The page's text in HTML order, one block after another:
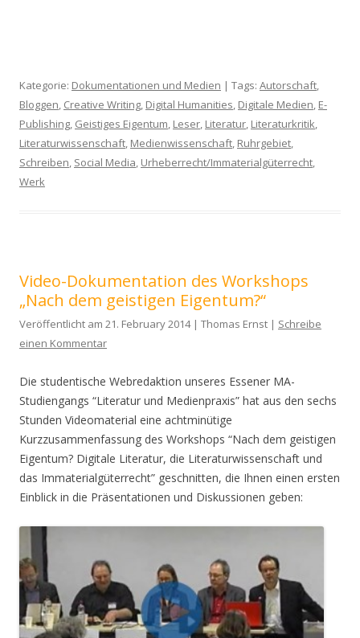
Kategorie: Dokumentationen und Medien | Tags: Autorschaft,
Bloggen, Creative Writing, Digital Humanities, Digitale Medien, E-
Publishing, Geistiges Eigentum, Leser, Literatur, Literaturkritik,
Literaturwissenschaft, Medienwissenschaft, Ruhrgebiet,
Schreiben, Social Media, Urheberrecht/Immaterialgüterrecht,
Werk
Video-Dokumentation des Workshops
„Nach dem geistigen Eigentum?“
Veröffentlicht am 21. February 2014 | Thomas Ernst | Schreibe
einen Kommentar
Die studentische Webredaktion unseres Essener MA-
Studiengangs “Literatur und Medienpraxis” hat aus den sechs
Stunden Videomaterial eine achtminütige
Kurzzusammenfassung des Workshops “Nach dem geistigen
Eigentum? Digitale Literatur, die Literaturwissenschaft und
das Immaterialgüterrecht” geschnitten, die Ihnen einen ersten
Einblick in die Präsentationen und Diskussionen geben: